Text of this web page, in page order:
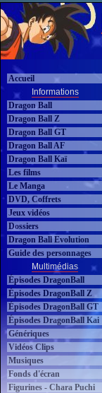
Accueil
Informations
Dragon Ball
Dragon Ball Z
Dragon Ball GT
Dragon Ball AF
Dragon Ball Kaï
Les films
Le Manga
DVD, Coffrets
Jeux vidéos
Dossiers
Dragon Ball Evolution
Guide des personnages
Multimédias
Épisodes DragonBall
Épisodes DragonBall Z
Épisodes DragonBall GT
Épisodes DragonBall Kai
Génériques
Vidéos Clips
Musiques
Fonds d'écran
Figurines - Chara Puchi